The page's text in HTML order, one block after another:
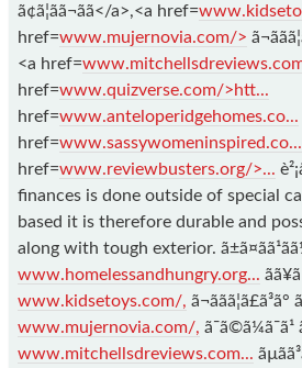
ã¢ã¦ãã¬ãã</a>,<a href=
href=www.mujernovia.com/>
<a href=
href=www.quizverse.com/>htt...
href=www.anteloperidgehomes.co...
href=www.sassywomeninspired.co...
href=www.reviewbusters.org/>...
finances is done outside of special
based it is therefore durable and
along with tough exterior. ã±ã¤ãã¹ãã¼ã
www.homelessandhungry.org...
www.kidsetoys.com/, ã¬ããã¦ã£ã³ã°
www.mujernovia.com/, ã¯ã©ã¼ã¯ã¹
www.mitchellsdreviews.com...